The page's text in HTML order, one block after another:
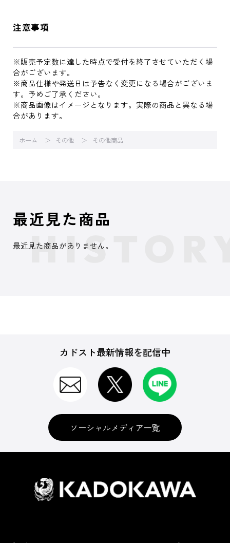
注意事項
※販売予定数に達した時点で受付を終了させていただく場
合がございます。
※商品仕様や発送日は予告なく変更になる場合がございま
す。予めご了承ください。
※商品画像はイメージとなります。実際の商品と異なる場
合があります。
ホーム その他 その他商品
最近見た商品
最近見た商品がありません。
カドスト最新情報を配信中
ソーシャルメディア一覧